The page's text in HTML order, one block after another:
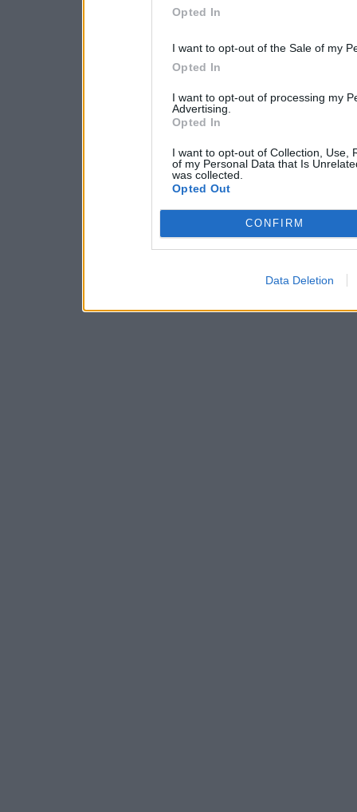
Opted In
I want to opt-out of the Sale of my
Opted In
I want to opt-out of processing my
Advertising.
Opted In
I want to opt-out of Collection, Use,
of my Personal Data that Is
was collected.
Opted Out
CONFIRM
Data Deletion